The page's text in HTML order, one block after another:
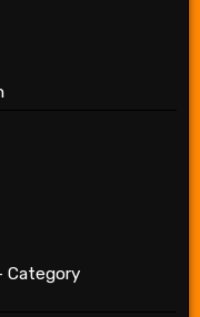
Category